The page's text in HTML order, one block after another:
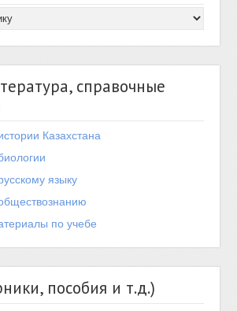
справочные
Казахстана
языку
по учебе
пособия и т.д.)